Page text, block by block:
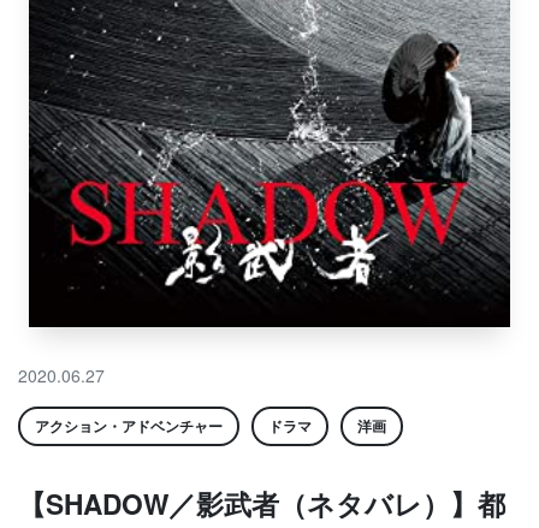
2020.06.27
アクション・アドベンチャー ドラマ 洋画
【SHADOW／影武者（ネタバレ）】都